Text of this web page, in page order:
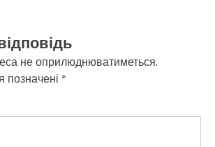
не оприлюднюватиметься.
позначені *